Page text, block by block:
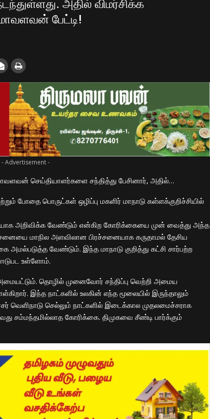
அதில் விமர்சிக்க
பேட்டி!
- Advertisement -
செய்தியாளர்களை சந்தித்து பேசினார், அதில்…
போதை பொருட்கள் ஒழிப்பு மகளிர் மாநாடு கள்ளக்குறிச்சியில்
அறிவிக்க வேண்டும் என்கிற கோரிக்கையை முன் வைத்து அந்த
மாநில அளவிலான பிரச்சனையாக கருதாமல் தேசிய
அமல்படுத்த வேண்டும். இந்த மாநாடு குறித்து கட்சி சார்பற்ற
உள்ளோம்.
தொழில் முனைவோர் சந்திப்பு வெற்றி அமைய
இந்த நாட்களில் உலகின் எந்த மூலையில் இருந்தாலும்
வெளிநாடு செல்லும் நாட்களில் இடைக்கால முதலமைச்சராக
சம்மந்தமில்லாத கோரிக்கை. திமுகவை சீண்டி பார்க்கும்